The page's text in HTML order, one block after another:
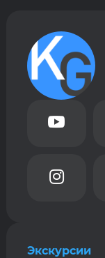


Экскурсии